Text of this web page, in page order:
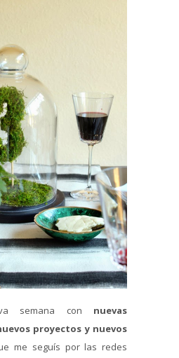
semana con nuevas
proyectos y nuevos
me seguís por las redes